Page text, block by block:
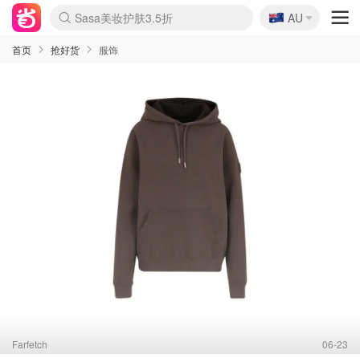
lululemon折扣上新
Sasa美妆护肤3.5折
SSENSE年中2.5折
FreshBeauty好价汇总
Cettire降价+叠9折
WWS Coles超市实拍
viagogo二手票捡漏
Myer超级周末
The Outnet奢牌1折起
David Jones 3折起
Flannels大牌1折
Perfumes Club护肤1折
AMIRO面罩$251
Amazon折扣汇总
eToro入金$200送$50
Amazon数码好物
ICONIC本周7.5折
ThedoubleF高奢地板价
Moose Knuckles 6折
丝芙兰5折起
EUFY摄像头$98
Selenichast首饰2折
Trip机票酒店促销
YSL送5件彩妆礼
Amazon家居好物
Amazon美妆护肤
雅漾大喷$8
过敏原检测盒$33
伊索独家赠50ml沐浴露
科颜氏高保湿面霜$29
SEALIFE海洋馆门票6折
丝塔芙大白罐$16
订阅Newsletter送香薰
Cult Beauty 6.8折
Harrods圣诞日历$525
LN-CC奢牌私促3折
d'Alba空姐喷雾$16
EVE LOM套装£56
Bernardelli独家4折
Adore Beauty 6折起
CT圣诞日历
Mytheresa奢品2.7折
Luxury Escapes 9折
Currentbody美容仪$881
MOON Garden Live
Roborock扫地机$649
Tingo Life水杯$24
Valentino官网5折
CR洗护套装$23
修丽可4件套$159
Myer彩妆2件7折
GANNI官网4.5折
Stylevana韩妆4折
Tessabit高奢8.5折
OGX洗发水$11
Amazon阿德莱德次日达
卡诗8.5折+赠礼
Philips Hue灯具8折
🇦🇺
AU
首页 抢好货 服饰
Farfetch 06-23